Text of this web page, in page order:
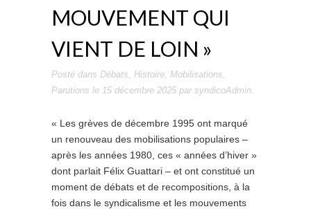
MOUVEMENT QUI
VIENT DE LOIN »
Posté dans Débats, Histoire, Mobilisations,
Parutions le 15 décembre 2025 par syndicoAdmin.
« Les grèves de décembre 1995 ont marqué
un renouveau des mobilisations populaires –
après les années 1980, ces « années d’hiver »
dont parlait Félix Guattari – et ont constitué un
moment de débats et de recompositions, à la
fois dans le syndicalisme et les mouvements